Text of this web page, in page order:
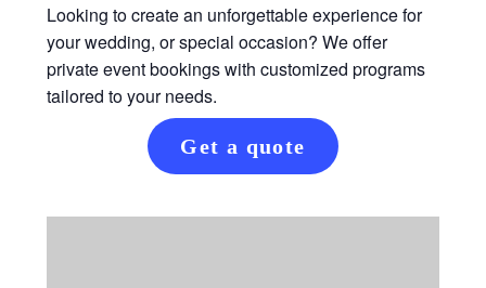
Looking to create an unforgettable experience for
your wedding, or special occasion? We offer
private event bookings with customized programs
tailored to your needs.
Get a quote